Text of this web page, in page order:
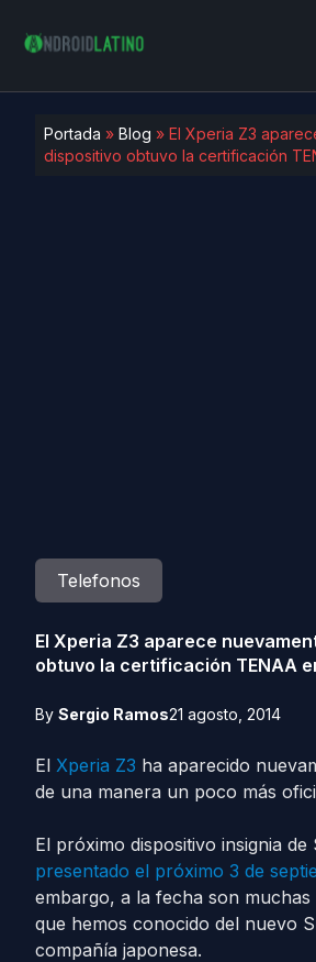
Portada » Blog » El Xperia Z3
dispositivo obtuvo la certificación
Telefonos
El Xperia Z3 aparece
obtuvo la certificación TENAA
By Sergio Ramos21 agosto, 2014
El Xperia Z3 ha aparecido
de una manera un poco más
El próximo dispositivo insignia de
presentado el próximo 3 de
embargo, a la fecha son muchas
que hemos conocido del nuevo
compañía japonesa.